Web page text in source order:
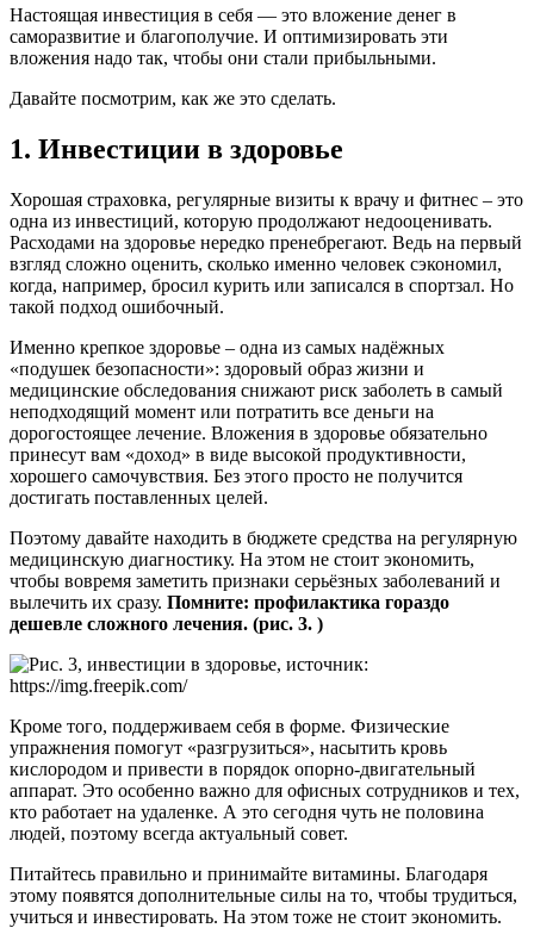
Настоящая инвестиция в себя — это вложение денег в
саморазвитие и благополучие. И оптимизировать эти
вложения надо так, чтобы они стали прибыльными.
Давайте посмотрим, как же это сделать.
1. Инвестиции в здоровье
Хорошая страховка, регулярные визиты к врачу и фитнес – это
одна из инвестиций, которую продолжают недооценивать.
Расходами на здоровье нередко пренебрегают. Ведь на первый
взгляд сложно оценить, сколько именно человек сэкономил,
когда, например, бросил курить или записался в спортзал. Но
такой подход ошибочный.
Именно крепкое здоровье – одна из самых надёжных
«подушек безопасности»: здоровый образ жизни и
медицинские обследования снижают риск заболеть в самый
неподходящий момент или потратить все деньги на
дорогостоящее лечение. Вложения в здоровье обязательно
принесут вам «доход» в виде высокой продуктивности,
хорошего самочувствия. Без этого просто не получится
достигать поставленных целей.
Поэтому давайте находить в бюджете средства на регулярную
медицинскую диагностику. На этом не стоит экономить,
чтобы вовремя заметить признаки серьёзных заболеваний и
вылечить их сразу. Помните: профилактика гораздо
дешевле сложного лечения. (рис. 3. )
Кроме того, поддерживаем себя в форме. Физические
упражнения помогут «разгрузиться», насытить кровь
кислородом и привести в порядок опорно-двигательный
аппарат. Это особенно важно для офисных сотрудников и тех,
кто работает на удаленке. А это сегодня чуть не половина
людей, поэтому всегда актуальный совет.
Питайтесь правильно и принимайте витамины. Благодаря
этому появятся дополнительные силы на то, чтобы трудиться,
учиться и инвестировать. На этом тоже не стоит экономить.